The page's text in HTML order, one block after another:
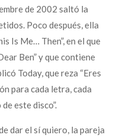
de 2002 saltó la
Poco después, ella
Is Me… Then”, en el que
Ben” y que contiene
Today, que reza “Eres
para cada letra, cada
este disco”.
dar el sí quiero, la pareja